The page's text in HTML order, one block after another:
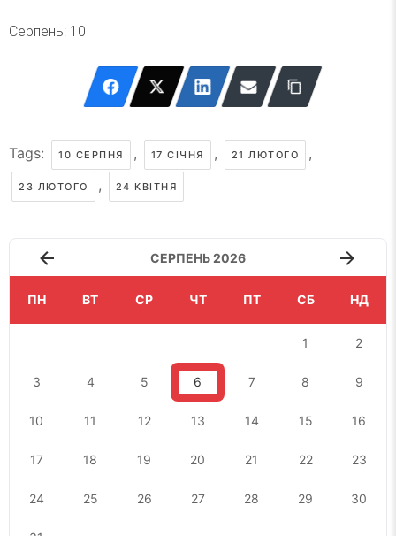
Серпень: 10
Tags: 10 СЕРПНЯ , 17 СІЧНЯ , 21 ЛЮТОГО ,
23 ЛЮТОГО , 24 КВІТНЯ
СЕРПЕНЬ 2026
ПН ВТ СР ЧТ ПТ СБ НД
1 2
3 4 5 6 7 8 9
10 11 12 13 14 15 16
17 18 19 20 21 22 23
24 25 26 27 28 29 30